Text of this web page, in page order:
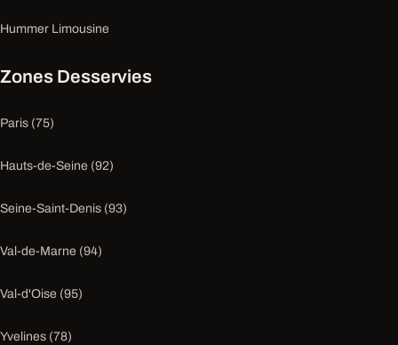
Hummer Limousine
Zones Desservies
Paris (75)
Hauts-de-Seine (92)
Seine-Saint-Denis (93)
Val-de-Marne (94)
Val-d'Oise (95)
Yvelines (78)